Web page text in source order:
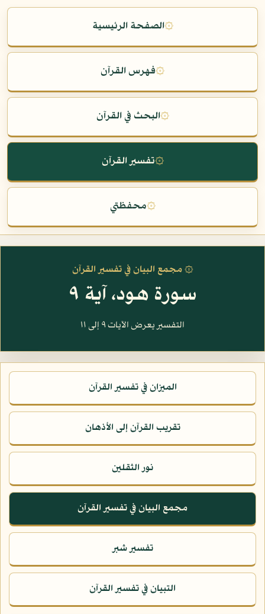
۞الصفحة الرئيسية
۞فهرس القرآن
۞البحث في القرآن
۞تفسير القرآن
۞محفظتي
۞ مجمع البيان في تفسير القرآن
سورة هود، آية ٩
التفسير يعرض الآيات ٩ إلى ١١
الميزان في تفسير القرآن
تقريب القرآن إلى الأذهان
نور الثقلين
مجمع البيان في تفسير القرآن
تفسير شبر
التبيان في تفسير القرآن